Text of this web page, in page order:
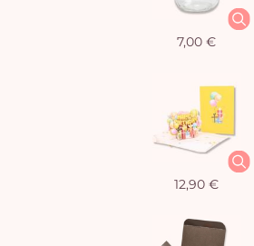
7,00 €
12,90 €